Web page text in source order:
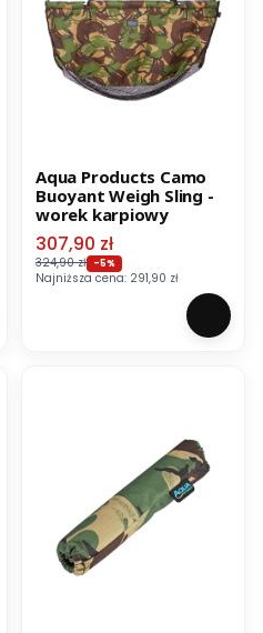
Aqua Products Camo
Buoyant Weigh Sling -
worek karpiowy
Cena promocyjna
307,90 zł
324,90 zł -5%
Najniższa cena: 291,90 zł